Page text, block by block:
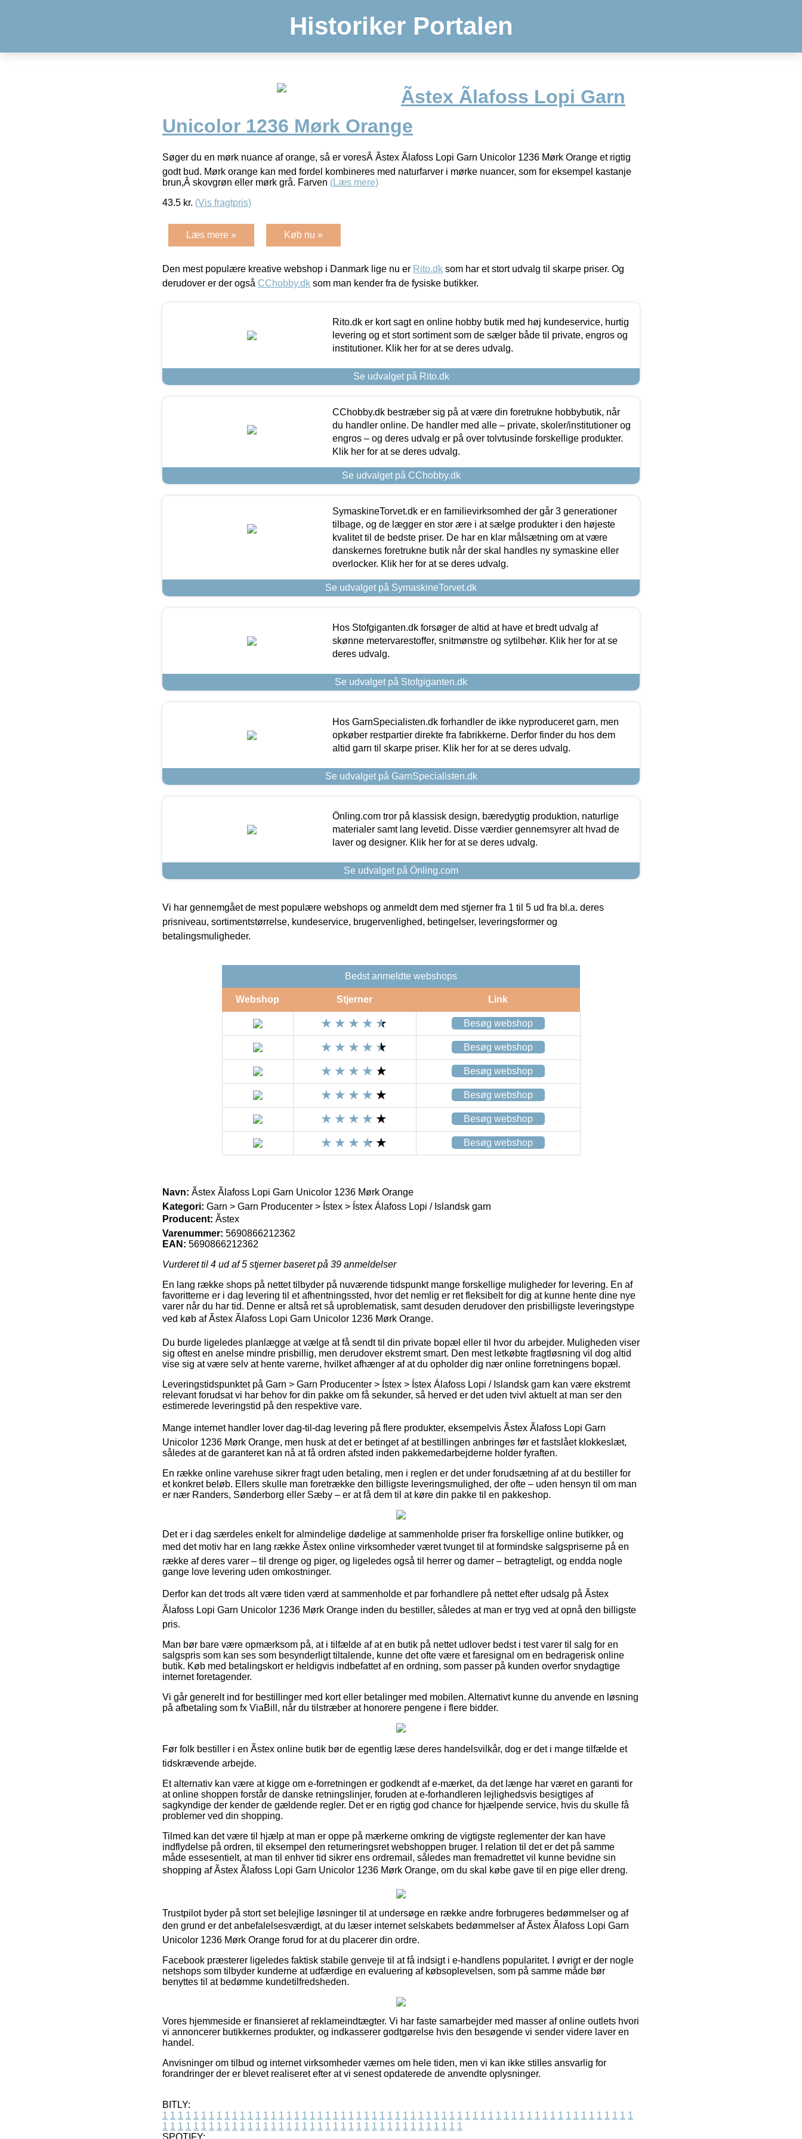
Historiker Portalen
Ãstex Ãlafoss Lopi Garn
Unicolor 1236 Mørk Orange
Søger du en mørk nuance af orange, så er voresÂ Ãstex Ãlafoss Lopi Garn Unicolor 1236 Mørk Orange et rigtig
godt bud. Mørk orange kan med fordel kombineres med naturfarver i mørke nuancer, som for eksempel kastanje
brun,Â skovgrøn eller mørk grå. Farven (Læs mere)
43.5 kr. (Vis fragtpris)
Læs mere » Køb nu »
Den mest populære kreative webshop i Danmark lige nu er Rito.dk som har et stort udvalg til skarpe priser. Og
derudover er der også CChobby.dk som man kender fra de fysiske butikker.
Rito.dk er kort sagt en online hobby butik med høj kundeservice, hurtig
levering og et stort sortiment som de sælger både til private, engros og
institutioner. Klik her for at se deres udvalg.
Se udvalget på Rito.dk
CChobby.dk bestræber sig på at være din foretrukne hobbybutik, når
du handler online. De handler med alle – private, skoler/institutioner og
engros – og deres udvalg er på over tolvtusinde forskellige produkter.
Klik her for at se deres udvalg.
Se udvalget på CChobby.dk
SymaskineTorvet.dk er en familievirksomhed der går 3 generationer
tilbage, og de lægger en stor ære i at sælge produkter i den højeste
kvalitet til de bedste priser. De har en klar målsætning om at være
danskernes foretrukne butik når der skal handles ny symaskine eller
overlocker. Klik her for at se deres udvalg.
Se udvalget på SymaskineTorvet.dk
Hos Stofgiganten.dk forsøger de altid at have et bredt udvalg af
skønne metervarestoffer, snitmønstre og sytilbehør. Klik her for at se
deres udvalg.
Se udvalget på Stofgiganten.dk
Hos GarnSpecialisten.dk forhandler de ikke nyproduceret garn, men
opkøber restpartier direkte fra fabrikkerne. Derfor finder du hos dem
altid garn til skarpe priser. Klik her for at se deres udvalg.
Se udvalget på GarnSpecialisten.dk
Önling.com tror på klassisk design, bæredygtig produktion, naturlige
materialer samt lang levetid. Disse værdier gennemsyrer alt hvad de
laver og designer. Klik her for at se deres udvalg.
Se udvalget på Önling.com
Vi har gennemgået de mest populære webshops og anmeldt dem med stjerner fra 1 til 5 ud fra bl.a. deres
prisniveau, sortimentstørrelse, kundeservice, brugervenlighed, betingelser, leveringsformer og
betalingsmuligheder.
Bedst anmeldte webshops
Webshop Stjerner Link
Besøg webshop
Besøg webshop
Besøg webshop
Besøg webshop
Besøg webshop
Besøg webshop
Navn: Ãstex Ãlafoss Lopi Garn Unicolor 1236 Mørk Orange
Kategori: Garn > Garn Producenter > Ístex > Ístex Álafoss Lopi / Islandsk garn
Producent: Ãstex
Varenummer: 5690866212362
EAN: 5690866212362
Vurderet til 4 ud af 5 stjerner baseret på 39 anmeldelser
En lang række shops på nettet tilbyder på nuværende tidspunkt mange forskellige muligheder for levering. En af
favoritterne er i dag levering til et afhentningssted, hvor det nemlig er ret fleksibelt for dig at kunne hente dine nye
varer når du har tid. Denne er altså ret så uproblematisk, samt desuden derudover den prisbilligste leveringstype
ved køb af Ãstex Ãlafoss Lopi Garn Unicolor 1236 Mørk Orange.
Du burde ligeledes planlægge at vælge at få sendt til din private bopæl eller til hvor du arbejder. Muligheden viser
sig oftest en anelse mindre prisbillig, men derudover ekstremt smart. Den mest letkøbte fragtløsning vil dog altid
vise sig at være selv at hente varerne, hvilket afhænger af at du opholder dig nær online forretningens bopæl.
Leveringstidspunktet på Garn > Garn Producenter > Ístex > Ístex Álafoss Lopi / Islandsk garn kan være ekstremt
relevant forudsat vi har behov for din pakke om få sekunder, så herved er det uden tvivl aktuelt at man ser den
estimerede leveringstid på den respektive vare.
Mange internet handler lover dag-til-dag levering på flere produkter, eksempelvis Ãstex Ãlafoss Lopi Garn
Unicolor 1236 Mørk Orange, men husk at det er betinget af at bestillingen anbringes før et fastslået klokkeslæt,
således at de garanteret kan nå at få ordren afsted inden pakkemedarbejderne holder fyraften.
En række online varehuse sikrer fragt uden betaling, men i reglen er det under forudsætning af at du bestiller for
et konkret beløb. Ellers skulle man foretrække den billigste leveringsmulighed, der ofte – uden hensyn til om man
er nær Randers, Sønderborg eller Sæby – er at få dem til at køre din pakke til en pakkeshop.
Det er i dag særdeles enkelt for almindelige dødelige at sammenholde priser fra forskellige online butikker, og
med det motiv har en lang række Ãstex online virksomheder været tvunget til at formindske salgspriserne på en
række af deres varer – til drenge og piger, og ligeledes også til herrer og damer – betragteligt, og endda nogle
gange love levering uden omkostninger.
Derfor kan det trods alt være tiden værd at sammenholde et par forhandlere på nettet efter udsalg på Ãstex
Ãlafoss Lopi Garn Unicolor 1236 Mørk Orange inden du bestiller, således at man er tryg ved at opnå den billigste
pris.
Man bør bare være opmærksom på, at i tilfælde af at en butik på nettet udlover bedst i test varer til salg for en
salgspris som kan ses som besynderligt tiltalende, kunne det ofte være et faresignal om en bedragerisk online
butik. Køb med betalingskort er heldigvis indbefattet af en ordning, som passer på kunden overfor snydagtige
internet foretagender.
Vi går generelt ind for bestillinger med kort eller betalinger med mobilen. Alternativt kunne du anvende en løsning
på afbetaling som fx ViaBill, når du tilstræber at honorere pengene i flere bidder.
Før folk bestiller i en Ãstex online butik bør de egentlig læse deres handelsvilkår, dog er det i mange tilfælde et
tidskrævende arbejde.
Et alternativ kan være at kigge om e-forretningen er godkendt af e-mærket, da det længe har været en garanti for
at online shoppen forstår de danske retningslinjer, foruden at e-forhandleren lejlighedsvis besigtiges af
sagkyndige der kender de gældende regler. Det er en rigtig god chance for hjælpende service, hvis du skulle få
problemer ved din shopping.
Tilmed kan det være til hjælp at man er oppe på mærkerne omkring de vigtigste reglementer der kan have
indflydelse på ordren, til eksempel den returneringsret webshoppen bruger. I relation til det er det på samme
måde essesentielt, at man til enhver tid sikrer ens ordremail, således man fremadrettet vil kunne bevidne sin
shopping af Ãstex Ãlafoss Lopi Garn Unicolor 1236 Mørk Orange, om du skal købe gave til en pige eller dreng.
Trustpilot byder på stort set belejlige løsninger til at undersøge en række andre forbrugeres bedømmelser og af
den grund er det anbefalelsesværdigt, at du læser internet selskabets bedømmelser af Ãstex Ãlafoss Lopi Garn
Unicolor 1236 Mørk Orange forud for at du placerer din ordre.
Facebook præsterer ligeledes faktisk stabile genveje til at få indsigt i e-handlens popularitet. I øvrigt er der nogle
netshops som tilbyder kunderne at udfærdige en evaluering af købsoplevelsen, som på samme måde bør
benyttes til at bedømme kundetilfredsheden.
Vores hjemmeside er finansieret af reklameindtægter. Vi har faste samarbejder med masser af online outlets hvori
vi annoncerer butikkernes produkter, og indkasserer godtgørelse hvis den besøgende vi sender videre laver en
handel.
Anvisninger om tilbud og internet virksomheder værnes om hele tiden, men vi kan ikke stilles ansvarlig for
forandringer der er blevet realiseret efter at vi senest opdaterede de anvendte oplysninger.
BITLY:
1 1 1 1 1 1 1 1 1 1 1 1 1 1 1 1 1 1 1 1 1 1 1 1 1 1 1 1 1 1 1 1 1 1 1 1 1 1 1 1 1 1 1 1 1 1 1 1 1 1 1 1 1 1 1 1 1 1 1 1 1
1 1 1 1 1 1 1 1 1 1 1 1 1 1 1 1 1 1 1 1 1 1 1 1 1 1 1 1 1 1 1 1 1 1 1 1 1 1 1
SPOTIFY: